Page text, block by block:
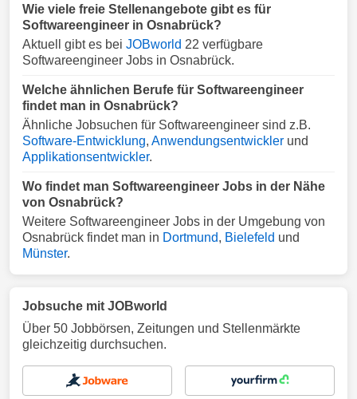
Wie viele freie Stellenangebote gibt es für
Softwareengineer in Osnabrück?
Aktuell gibt es bei JOBworld 22 verfügbare
Softwareengineer Jobs in Osnabrück.
Welche ähnlichen Berufe für Softwareengineer
findet man in Osnabrück?
Ähnliche Jobsuchen für Softwareengineer sind z.B.
Software-Entwicklung, Anwendungsentwickler und
Applikationsentwickler.
Wo findet man Softwareengineer Jobs in der Nähe
von Osnabrück?
Weitere Softwareengineer Jobs in der Umgebung von
Osnabrück findet man in Dortmund, Bielefeld und
Münster.
Jobsuche mit JOBworld
Über 50 Jobbörsen, Zeitungen und Stellenmärkte
gleichzeitig durchsuchen.